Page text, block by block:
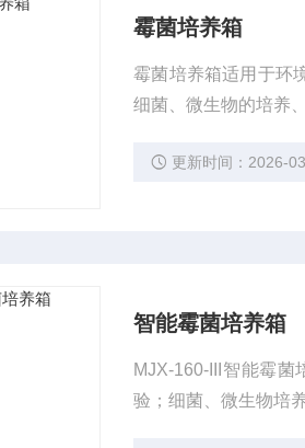
霉菌培养箱
霉菌培养箱适用于环
细菌、微生物的培养
更新时间：2026-
智能霉菌培养箱
MJX-160-III智能霉
验；细菌、微生物培